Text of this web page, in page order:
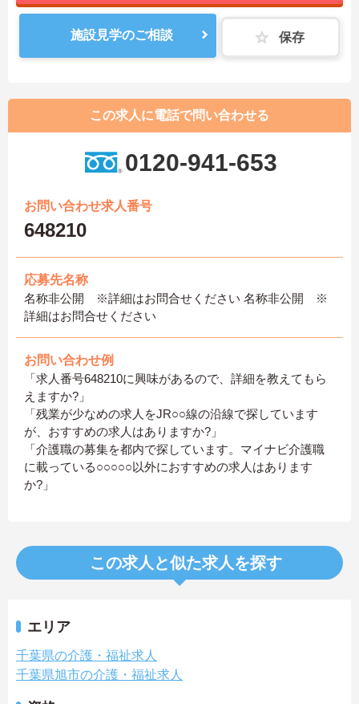
施設見学のご相談 保存
この求人に電話で問い合わせる
0120-941-653
お問い合わせ求人番号
648210
応募先名称
名称非公開 ※詳細はお問合せください 名称非公開 ※
詳細はお問合せください
お問い合わせ例
「求人番号648210に興味があるので、詳細を教えてもら
えますか?」
「残業が少なめの求人をJR○○線の沿線で探しています
が、おすすめの求人はありますか?」
「介護職の募集を都内で探しています。マイナビ介護職
に載っている○○○○○以外におすすめの求人はあります
か?」
この求人と似た求人を探す
エリア
千葉県の介護・福祉求人
千葉県旭市の介護・福祉求人